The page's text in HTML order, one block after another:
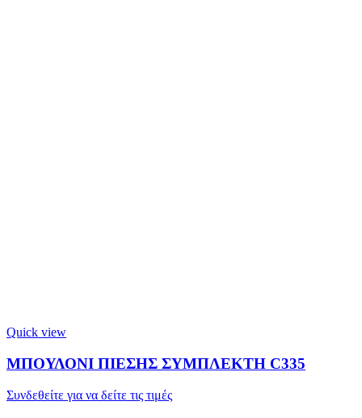
Quick view
ΜΠΟΥΛΟΝΙ ΠΙΕΣΗΣ ΣΥΜΠΛΕΚΤΗ C335
Συνδεθείτε για να δείτε τις τιμές